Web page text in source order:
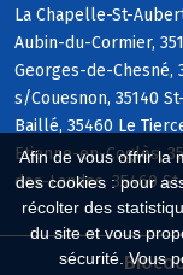
Afin de vous offrir la
des cookies : pour
récolter des
du site et vous
sécurité. Vous
La Chapelle-St-
Aubin-du-Cormier,
Georges-de-Chesné,
s/Couesnon, 35140
Baillé, 35460 Le
Etienne-en-Coglès,
des-Landes, 35460